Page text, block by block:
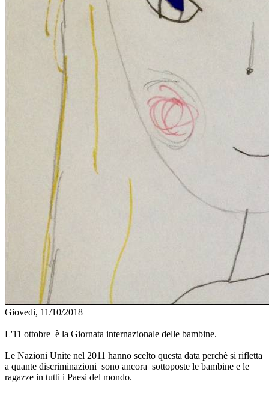
Giovedi, 11/10/2018
L'11 ottobre è la Giornata internazionale delle bambine.
Le Nazioni Unite nel 2011 hanno scelto questa data perchè si rifletta
a quante discriminazioni sono ancora sottoposte le bambine e le
ragazze in tutti i Paesi del mondo.